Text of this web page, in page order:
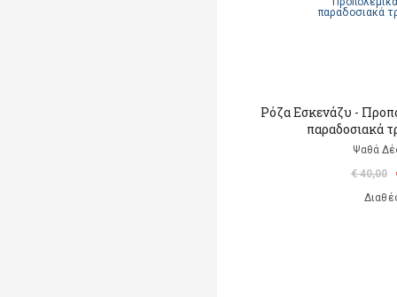
Ρόζα Εσκενάζυ -
παραδοσιακά
Ψαθά
€ 40,00